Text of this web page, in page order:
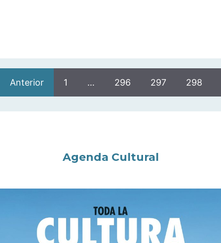
Anterior 1 … 296 297 298
Agenda Cultural